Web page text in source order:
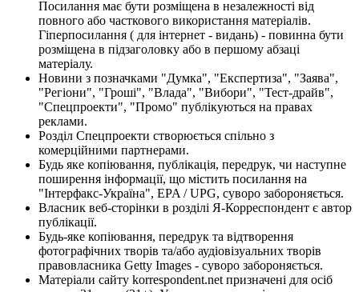
Посилання має бути розміщена в незалежності від
повного або часткового використання матеріалів.
Гіперпосилання ( для інтернет - видань) - повинна бути
розміщена в підзаголовку або в першому абзаці
матеріалу.
Новини з позначками "Думка", "Експертиза", "Заява",
"Регіони", "Гроші", "Влада", "Вибори", "Тест-драйв",
"Спецпроекти", "Промо" публікуються на правах
реклами.
Розділ Спецпроекти створюється спільно з
комерційними партнерами.
Будь яке копіювання, публікація, передрук, чи наступне
поширення інформації, що містить посилання на
"Інтерфакс-Україна", EPA / UPG, суворо забороняється.
Власник веб-сторінки в розділі Я-Корреспондент є автор
публікації.
Будь-яке копіювання, передрук та відтворення
фотографічних творів та/або аудіовізуальних творів
правовласника Getty Images - суворо забороняється.
Матеріали сайту korrespondent.net призначені для осіб